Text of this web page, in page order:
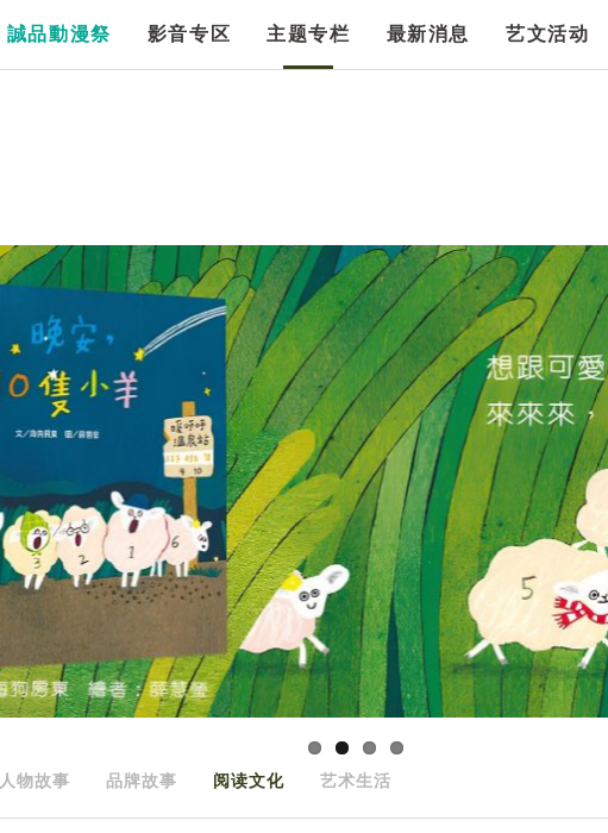
誠品動漫祭 影音专区 主题专栏 最新消息 艺文活动
人物故事 品牌故事 阅读文化 艺术生活